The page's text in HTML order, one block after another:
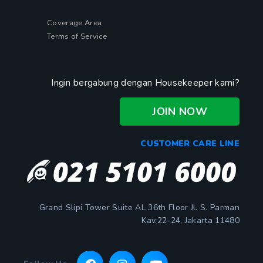
Coverage Area
Terms of Service
Ingin bergabung dengan Housekeeper kami?
JOIN NOW
CUSTOMER CARE LINE
Grand Slipi Tower Suite AL 36th Floor Jl. S. Parman
Kav.22-24, Jakarta 11480